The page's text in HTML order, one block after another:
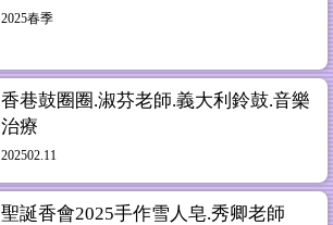
2025春季
香巷鼓圈圈.淑芬老師.義大利鈴鼓.音樂
治療
202502.11
聖誕香會2025手作雪人皂.秀卿老師